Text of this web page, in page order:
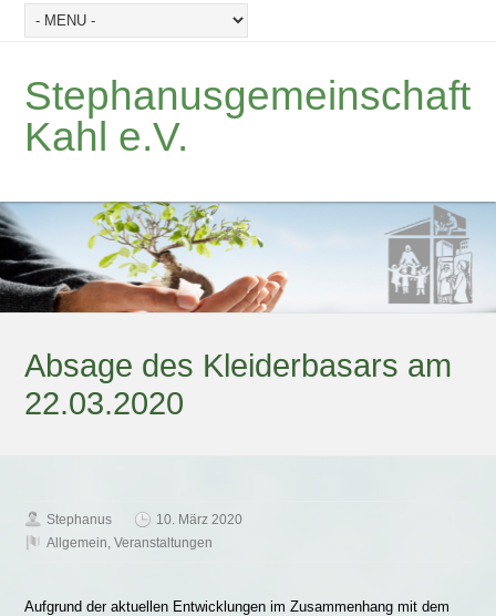
Stephanusgemeinschaft
Kahl e.V.
Absage des Kleiderbasars am
22.03.2020
Stephanus
10. März 2020
Allgemein ,Veranstaltungen
Aufgrund der aktuellen Entwicklungen im Zusammenhang mit dem